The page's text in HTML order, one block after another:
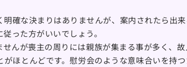
確な決まりはありませんが、案内されたら出
った方がいいでしょう。
んが喪主の周りには親族が集まる事が多く、
がほとんどです。慰労会のような意味合いを持